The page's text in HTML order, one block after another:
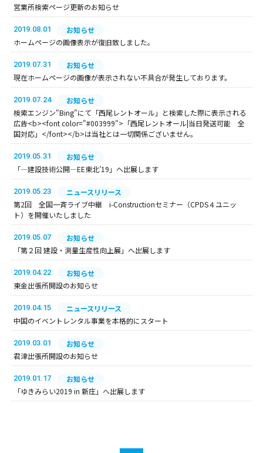
営業所検索ページ更新のお知らせ
2019.08.01
お知らせ
ホームページの画像表示が復旧致しました。
2019.07.31
お知らせ
現在ホームページの画像が表示されない不具合が発生しております。
2019.07.24
お知らせ
検索エンジン"Bing"にて「西尾レントオール」と検索した際に表示される
広告<b><font color="#003999">「西尾レントオール|当日発送可能 全
国対応」</font></b>は当社とは一切関係ございません。
2019.05.31
お知らせ
「―建設技術公開―EE東北’19」へ出展します
2019.05.23
ニュースリリース
第2回 全国一斉ライブ中継 i-Constructionセミナー（CPDS４ユニッ
ト）を開催いたしました
2019.05.07
お知らせ
「第２回 建設・測量生産性向上展」へ出展します
2019.04.22
お知らせ
東金出張所開設のお知らせ
2019.04.15
ニュースリリース
中国のイベントレンタル事業を本格的にスタート
2019.03.01
お知らせ
君津出張所開設のお知らせ
2019.01.17
お知らせ
「ゆきみらい2019 in 新庄」へ出展します